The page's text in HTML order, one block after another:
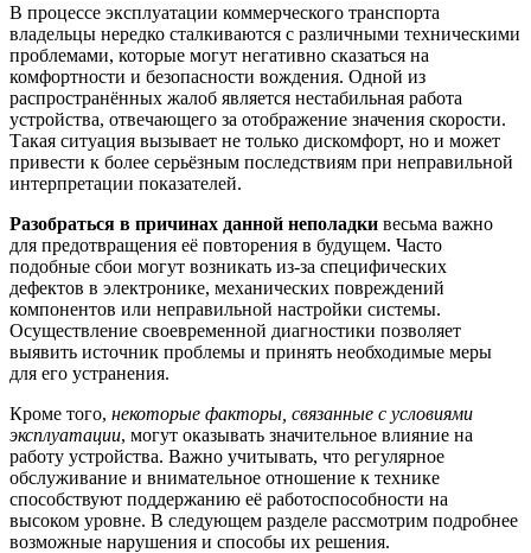
В процессе эксплуатации коммерческого транспорта
владельцы нередко сталкиваются с различными техническими
проблемами, которые могут негативно сказаться на
комфортности и безопасности вождения. Одной из
распространённых жалоб является нестабильная работа
устройства, отвечающего за отображение значения скорости.
Такая ситуация вызывает не только дискомфорт, но и может
привести к более серьёзным последствиям при неправильной
интерпретации показателей.
Разобраться в причинах данной неполадки весьма важно
для предотвращения её повторения в будущем. Часто
подобные сбои могут возникать из-за специфических
дефектов в электронике, механических повреждений
компонентов или неправильной настройки системы.
Осуществление своевременной диагностики позволяет
выявить источник проблемы и принять необходимые меры
для его устранения.
Кроме того, некоторые факторы, связанные с условиями
эксплуатации, могут оказывать значительное влияние на
работу устройства. Важно учитывать, что регулярное
обслуживание и внимательное отношение к технике
способствуют поддержанию её работоспособности на
высоком уровне. В следующем разделе рассмотрим подробнее
возможные нарушения и способы их решения.